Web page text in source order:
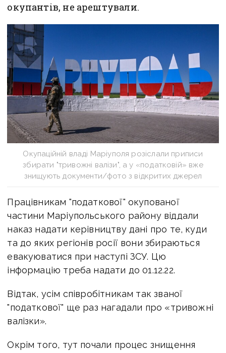
окупантів, не арештували.
Окупаційній владі Маріуполя розіслали приписи
збирати "тривожні валізи", а у «податковій» вже
знищують документи/фото з відкритих джерел
Працівникам "податкової" окупованої
частини Маріупольського району віддали
наказ надати керівництву дані про те, куди
та до яких регіонів росії вони збираються
евакуюватися при наступі ЗСУ. Цю
інформацію треба надати до 01.12.22.
Відтак, усім співробітникам так званої
"податкової" ще раз нагадали про «тривожні
валізки».
Окрім того, тут почали процес знищення